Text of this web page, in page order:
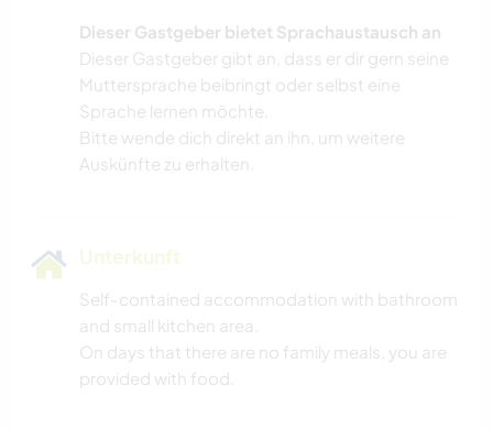
Dieser Gastgeber bietet Sprachaustausch an
Dieser Gastgeber gibt an, dass er dir gern seine
Muttersprache beibringt oder selbst eine
Sprache lernen möchte.
Bitte wende dich direkt an ihn, um weitere
Auskünfte zu erhalten.
Unterkunft
Self-contained accommodation with bathroom
and small kitchen area.
On days that there are no family meals, you are
provided with food.